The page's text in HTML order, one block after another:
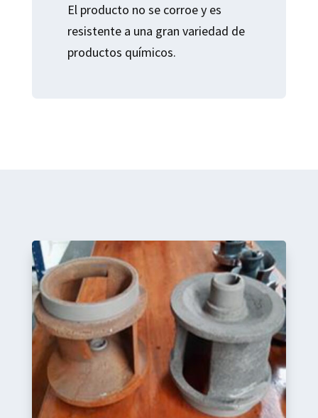
El producto no se corroe y es
resistente a una gran variedad de
productos químicos.